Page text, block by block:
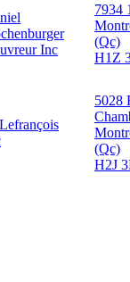
Inc
7934
(Qc)
H1Z
5028
(Qc)
H2J